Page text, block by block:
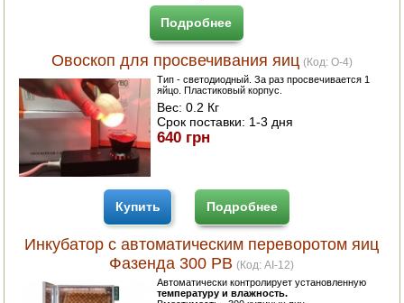
Подробнее
Овоскоп для просвечивания яиц (Код: O-4)
Тип - светодиодный. За раз просвечивается 1
яйцо. Пластиковый корпус.
Вес:0.2 Кг
Срок поставки: 1-3 дня
640 грн
Купить Подробнее
Инкубатор с автоматическим переворотом яиц
Фазенда 300 РВ (Код:AI-12)
Автоматически контролирует установленную
температуру и влажность.